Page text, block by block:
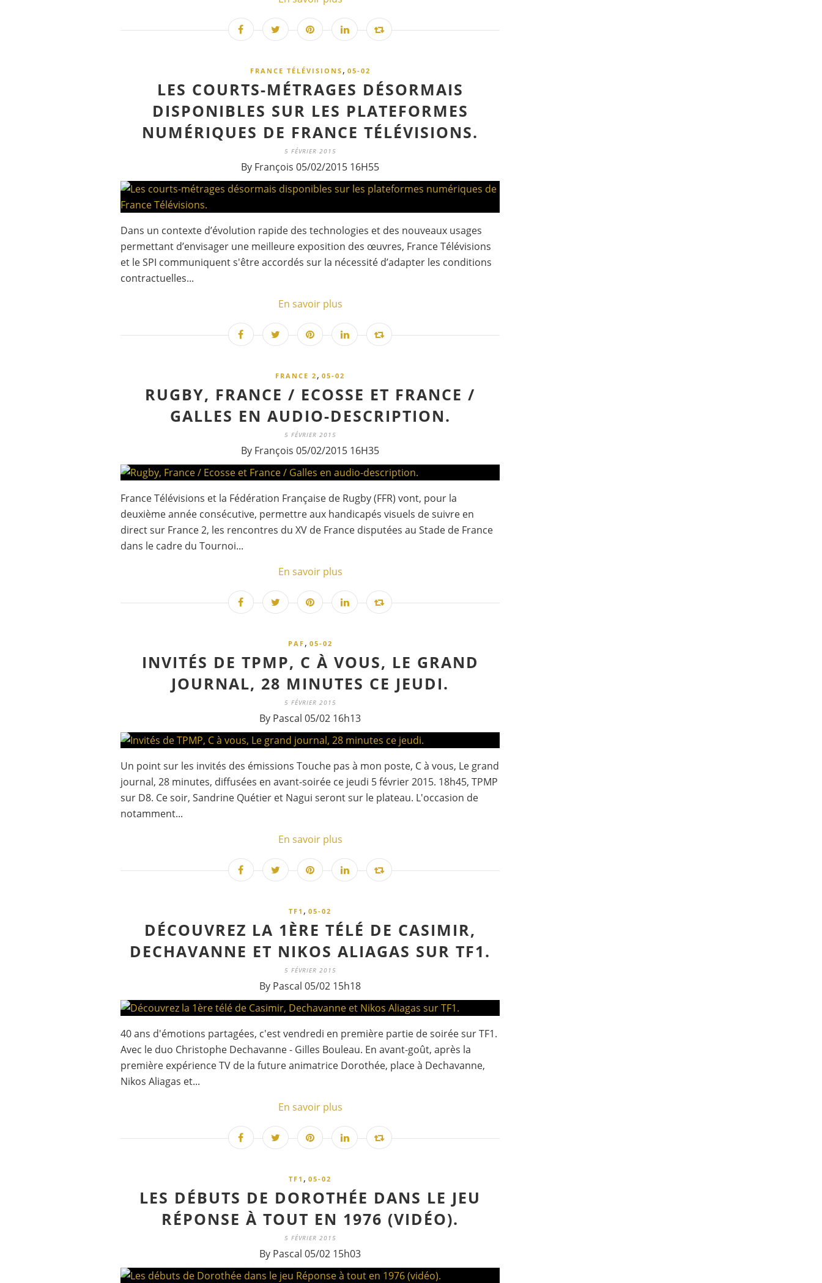
FRANCE TÉLÉVISIONS, 05-02
LES COURTS-MÉTRAGES DÉSORMAIS
DISPONIBLES SUR LES PLATEFORMES
NUMÉRIQUES DE FRANCE TÉLÉVISIONS.
5 FÉVRIER 2015
By François 05/02/2015 16H55
Dans un contexte d’évolution rapide des technologies et des nouveaux usages
permettant d’envisager une meilleure exposition des œuvres, France Télévisions
et le SPI communiquent s'être accordés sur la nécessité d’adapter les conditions
contractuelles...
En savoir plus
FRANCE 2, 05-02
RUGBY, FRANCE / ECOSSE ET FRANCE /
GALLES EN AUDIO-DESCRIPTION.
5 FÉVRIER 2015
By François 05/02/2015 16H35
France Télévisions et la Fédération Française de Rugby (FFR) vont, pour la
deuxième année consécutive, permettre aux handicapés visuels de suivre en
direct sur France 2, les rencontres du XV de France disputées au Stade de France
dans le cadre du Tournoi...
En savoir plus
PAF, 05-02
INVITÉS DE TPMP, C À VOUS, LE GRAND
JOURNAL, 28 MINUTES CE JEUDI.
5 FÉVRIER 2015
By Pascal 05/02 16h13
Un point sur les invités des émissions Touche pas à mon poste, C à vous, Le grand
journal, 28 minutes, diffusées en avant-soirée ce jeudi 5 février 2015. 18h45, TPMP
sur D8. Ce soir, Sandrine Quétier et Nagui seront sur le plateau. L'occasion de
notamment...
En savoir plus
TF1 , 05-02
DÉCOUVREZ LA 1ÈRE TÉLÉ DE CASIMIR,
DECHAVANNE ET NIKOS ALIAGAS SUR TF1.
5 FÉVRIER 2015
By Pascal 05/02 15h18
40 ans d'émotions partagées, c'est vendredi en première partie de soirée sur TF1.
Avec le duo Christophe Dechavanne - Gilles Bouleau. En avant-goût, après la
première expérience TV de la future animatrice Dorothée, place à Dechavanne,
Nikos Aliagas et...
En savoir plus
TF1 , 05-02
LES DÉBUTS DE DOROTHÉE DANS LE JEU
RÉPONSE À TOUT EN 1976 (VIDÉO).
5 FÉVRIER 2015
By Pascal 05/02 15h03